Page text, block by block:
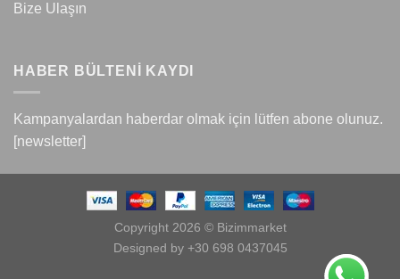
Bize Ulaşın
HABER BÜLTENİ KAYDI
Kampanyalardan haberdar olmak için lütfen abone olunuz.
[newsletter]
Copyright 2026 © Bizimmarket
Designed by +30 698 0437045